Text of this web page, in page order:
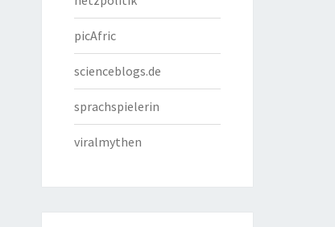
picAfric
scienceblogs.de
sprachspielerin
viralmythen